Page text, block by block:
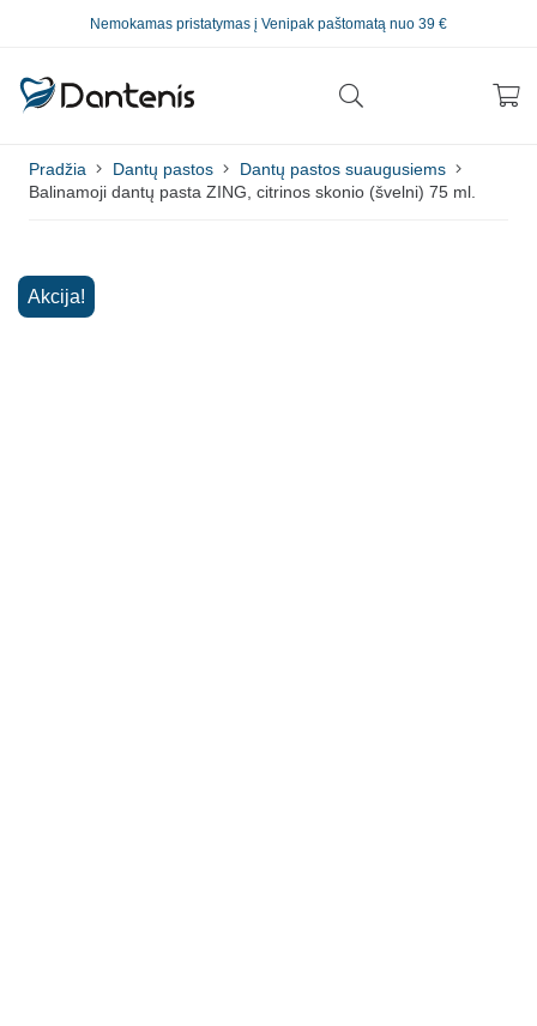
Nemokamas pristatymas į Venipak paštomatą nuo 39 €
Pradžia Dantų pastos
Dantų pastos suaugusiems
Balinamoji dantų pasta ZING, citrinos skonio (švelni) 75 ml.
Akcija!